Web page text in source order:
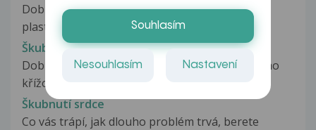
Dobrý den, před týdnem 24.5. mi v Brně dělali
plastiku ACL, hned druhou noc...
Škubnutí s ramenem ??
Dobrý den, Jsem sedmý den po plastice předního
křížového vazu v levém koleni...
Škubnutí srdce
Co vás trápí, jak dlouho problém trvá, berete
Souhlasím
Nesouhlasím Nastavení